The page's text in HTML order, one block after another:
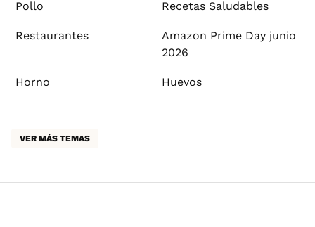
Pollo Recetas Saludables
Restaurantes
Amazon Prime Day junio
2026
Horno Huevos
VER MÁS TEMAS